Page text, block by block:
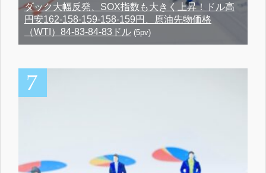
ダック大幅反発、SOX指数も大きく上昇！ドル高
円安162-158-159-158-159円、原油先物価格
（WTI）84-83-84-83ドル (5pv)